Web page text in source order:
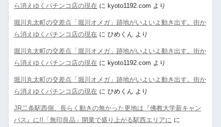
ら消えゆくパチンコ店の現在 に kyoto1192.com より
堀川丸太町の交差点「堀川オメガ」跡地がいよいよ動き出す。街か
ら消えゆくパチンコ店の現在 に ひめくん より
堀川丸太町の交差点「堀川オメガ」跡地がいよいよ動き出す。街か
ら消えゆくパチンコ店の現在 に kyoto1192.com より
堀川丸太町の交差点「堀川オメガ」跡地がいよいよ動き出す。街か
ら消えゆくパチンコ店の現在 に ひめくん より
JR二条駅西側、長らく動きの無かった更地は『佛教大学新キャン
パス』に!!「無印良品」開業で盛り上がる駅西エリアに に